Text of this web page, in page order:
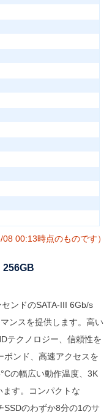
00:13時点のものです）
256GB
ンドのSATA-III 6Gb/s
ンスを提供します。高い
テクノロジー、信頼性を
ボンド、高速アクセスを
の幅広い動作温度、3K
す。コンパクトな
SSDのわずか8分の1のサ